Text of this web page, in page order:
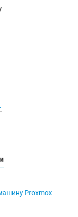
Proxmox